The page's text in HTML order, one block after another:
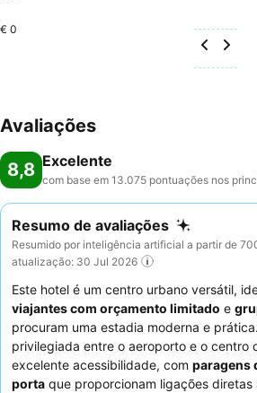
€ 0
Avaliações
8,8 Excelente
com base em 13.075 pontuações nos
Resumo de avaliações
Resumido por inteligência artificial a partir de
atualização: 30 Jul 2026
Este hotel é um centro urbano versátil,
viajantes com orçamento limitado e
procuram uma estadia moderna e
privilegiada entre o aeroporto e o centro
excelente acessibilidade, com paragens
porta que proporcionam ligações diretas